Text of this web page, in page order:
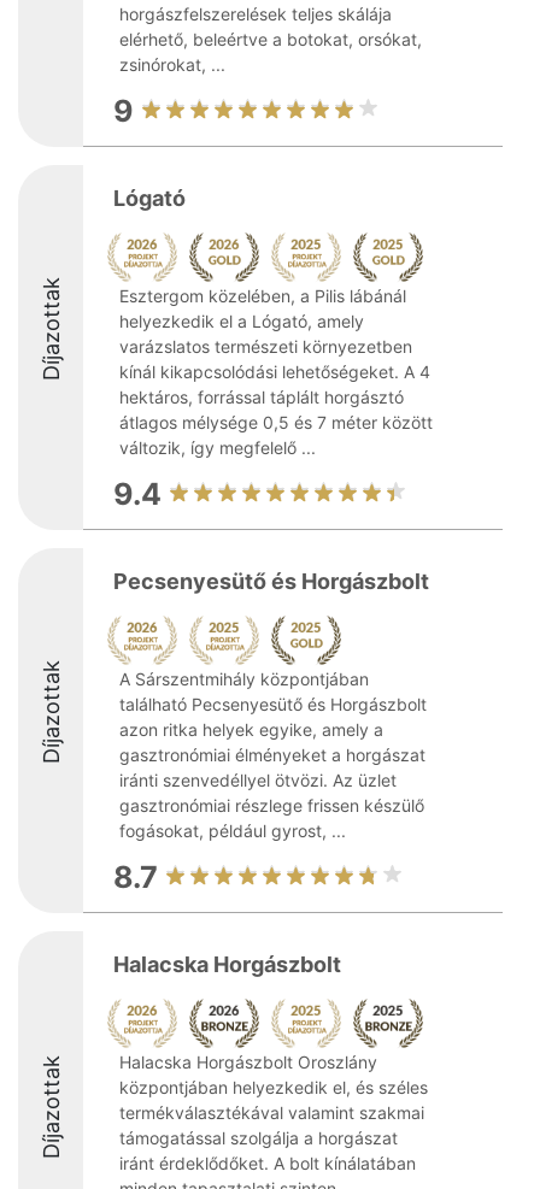
horgászfelszerelések teljes skálája
elérhető, beleértve a botokat, orsókat,
zsinórokat, ...
9
Díjazottak
Lógató
Esztergom közelében, a Pilis lábánál
helyezkedik el a Lógató, amely
varázslatos természeti környezetben
kínál kikapcsolódási lehetőségeket. A 4
hektáros, forrással táplált horgásztó
átlagos mélysége 0,5 és 7 méter között
változik, így megfelelő ...
9.4
Díjazottak
Pecsenyesütő és Horgászbolt
A Sárszentmihály központjában
található Pecsenyesütő és Horgászbolt
azon ritka helyek egyike, amely a
gasztronómiai élményeket a horgászat
iránti szenvedéllyel ötvözi. Az üzlet
gasztronómiai részlege frissen készülő
fogásokat, például gyrost, ...
8.7
Díjazottak
Halacska Horgászbolt
Halacska Horgászbolt Oroszlány
központjában helyezkedik el, és széles
termékválasztékával valamint szakmai
támogatással szolgálja a horgászat
iránt érdeklődőket. A bolt kínálatában